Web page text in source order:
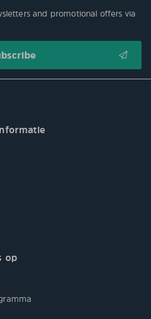
and promotional offers via
op